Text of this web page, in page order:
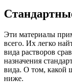
Эти материалы
всего. Их легко
вида растворов
назначения
вида. О том, какой
ниже.